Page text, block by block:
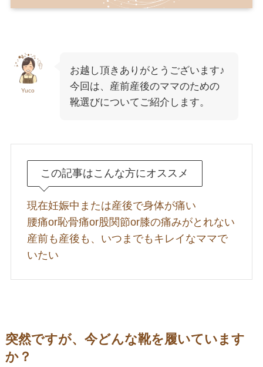
Yuco
お越し頂きありがとうございます♪
今回は、産前産後のママのための
靴選びについてご紹介します。
この記事はこんな方にオススメ
現在妊娠中または産後で身体が痛い
腰痛or恥骨痛or股関節or膝の痛みがとれない
産前も産後も、いつまでもキレイなママで
いたい
突然ですが、今どんな靴を履いています
か？